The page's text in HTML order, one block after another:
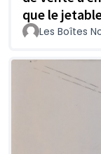
que le
Les Boîtes